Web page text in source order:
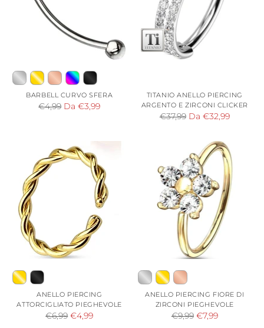
BARBELL CURVO SFERA
Prezzo
€4,99 Da €3,99
TITANIO ANELLO PIERCING
ARGENTO E ZIRCONI CLICKER
Prezzo
€37,99 Da €32,99
ANELLO PIERCING
ATTORCIGLIATO PIEGHEVOLE
Prezzo
€6,99 €4,99
ANELLO PIERCING FIORE DI
ZIRCONI PIEGHEVOLE
Prezzo
€9,99 €7,99